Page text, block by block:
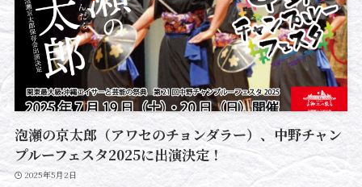
泡瀬の京太郎（アワセのチョンダラー）、中野チャン
プルーフェスタ2025に出演決定！
2025年5月2日